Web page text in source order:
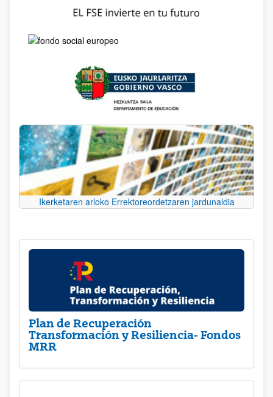
Ikerketaren arloko Errektoreordetzaren jardunaldia
Plan de Recuperación
Transformación y Resiliencia- Fondos
MRR